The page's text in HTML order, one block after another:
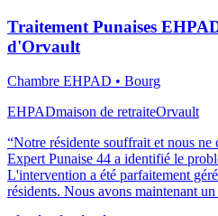
Traitement Punaises
d'Orvault
Chambre EHPAD • Bourg
EHPADmaison de retraiteOrvault
“Notre résidente souffrait et nous ne
Expert Punaise 44 a identifié le
L'intervention a été parfaitement
résidents. Nous avons maintenant